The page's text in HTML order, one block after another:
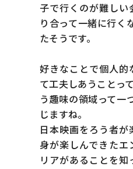
子で行くのが難しい
り合って一緒に行く
たそうです。
好きなことで個人的
て工夫しあうことっ
う趣味の領域って一
じますね。
日本映画をろう者が
身が楽しんできたエ
リアがあることを知